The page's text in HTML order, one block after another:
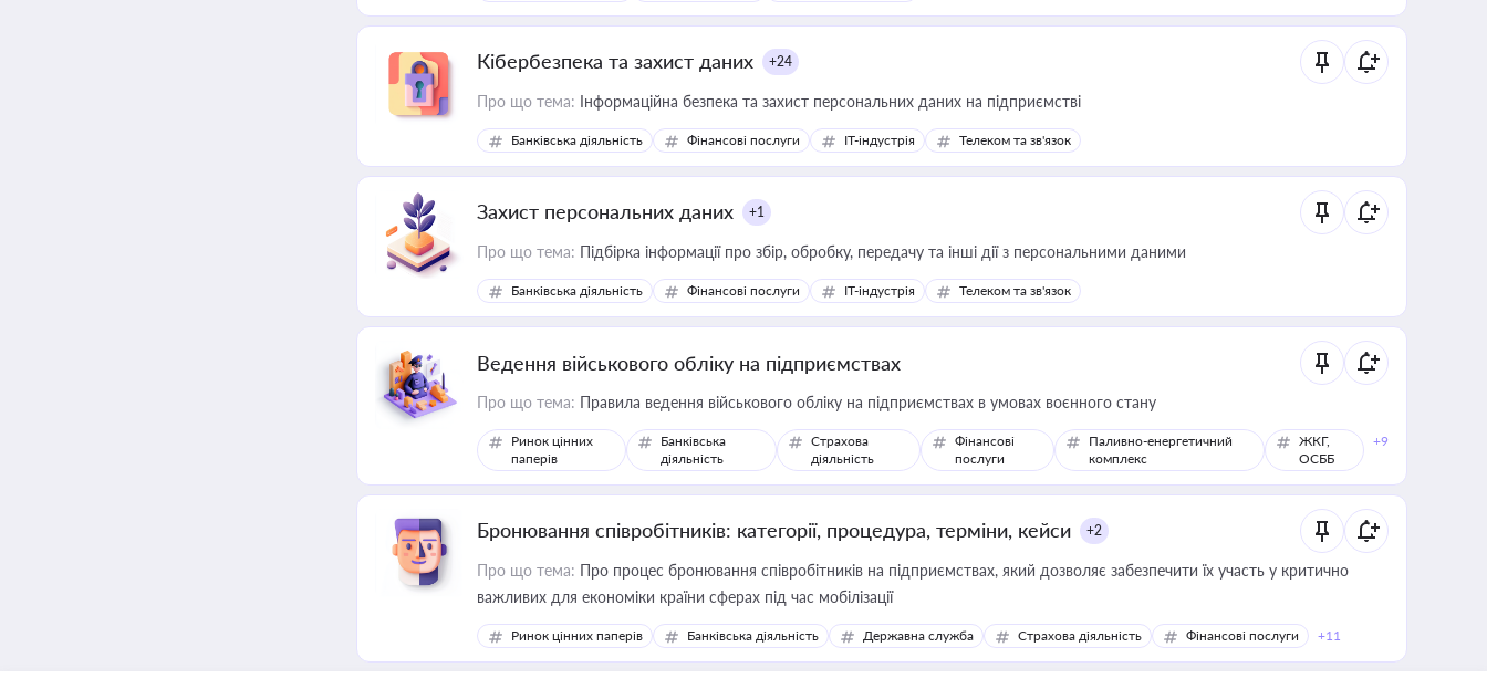
Кібербезпека та захист даних +24
Про що тема: Інформаційна безпека та захист персональних даних на підприємстві
Банківська діяльність Фінансові послуги IT-індустрія Телеком та зв'язок
Захист персональних даних +1
Про що тема: Підбірка інформації про збір, обробку, передачу та інші дії з персональними даними
Банківська діяльність Фінансові послуги IT-індустрія Телеком та зв'язок
Ведення військового обліку на підприємствах
Про що тема: Правила ведення військового обліку на підприємствах в умовах воєнного стану
Ринок цінних
паперів
Банківська
діяльність
Страхова
діяльність
Фінансові
послуги
Паливно-енергетичний
комплекс
ЖКГ,
ОСББ
+9
Бронювання співробітників: категорії, процедура, терміни, кейси +2
Про що тема: Про процес бронювання співробітників на підприємствах, який дозволяє забезпечити їх участь у критично
важливих для економіки країни сферах під час мобілізації
Ринок цінних паперів Банківська діяльність Державна служба Страхова діяльність Фінансові послуги +11